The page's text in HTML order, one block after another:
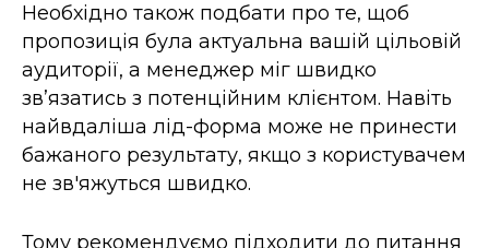
Необхідно також подбати про те, щоб
пропозиція була актуальна вашій цільовій
аудиторії, а менеджер міг швидко
звʼязатись з потенційним клієнтом. Навіть
найвдаліша лід-форма може не принести
бажаного результату, якщо з користувачем
не зв'яжуться швидко.
Тому рекомендуємо підходити до питання